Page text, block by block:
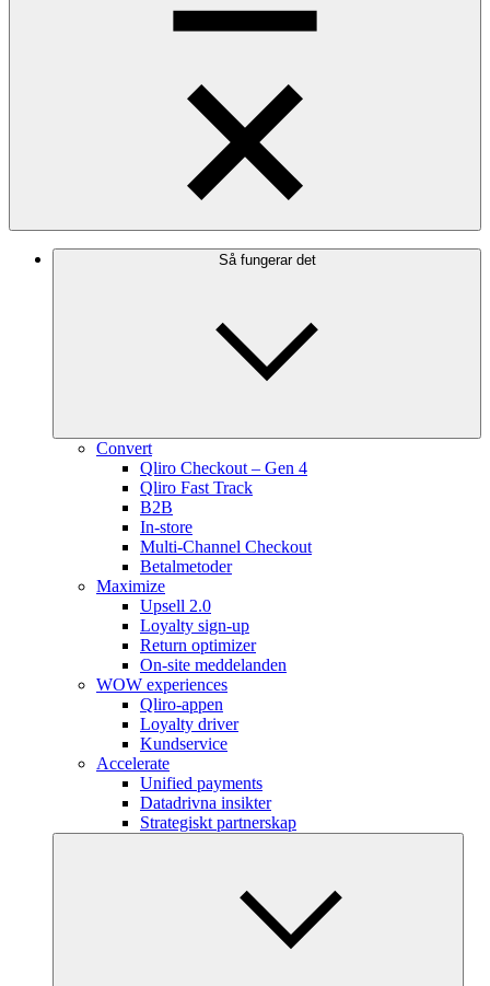
Så fungerar det
Convert
Qliro Checkout – Gen 4
Qliro Fast Track
B2B
In-store
Multi-Channel Checkout
Betalmetoder
Maximize
Upsell 2.0
Loyalty sign-up
Return optimizer
On-site meddelanden
WOW experiences
Qliro-appen
Loyalty driver
Kundservice
Accelerate
Unified payments
Datadrivna insikter
Strategiskt partnerskap